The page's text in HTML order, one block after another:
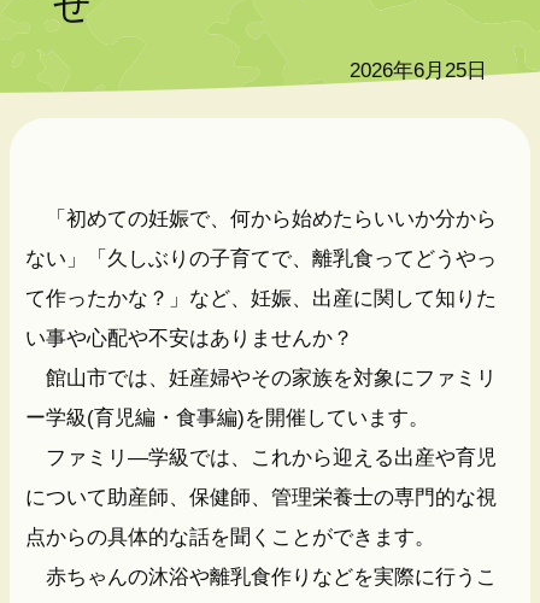
2026年6月25日
「初めての妊娠で、何から始めたらいいか分から
ない」「久しぶりの子育てで、離乳食ってどうやっ
て作ったかな？」など、妊娠、出産に関して知りた
い事や心配や不安はありませんか？
館山市では、妊産婦やその家族を対象にファミリ
ー学級(育児編・食事編)を開催しています。
ファミリ―学級では、これから迎える出産や育児
について助産師、保健師、管理栄養士の専門的な視
点からの具体的な話を聞くことができます。
赤ちゃんの沐浴や離乳食作りなどを実際に行うこ